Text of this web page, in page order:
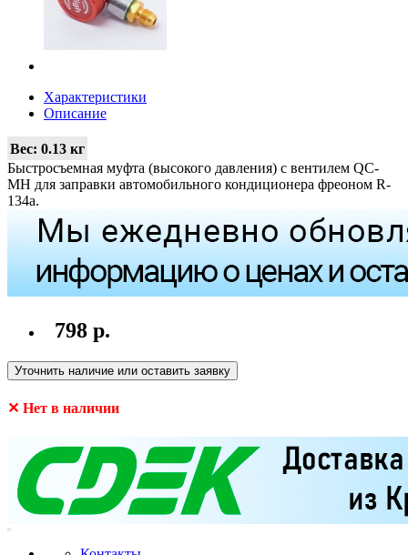
Характеристики
Описание
Вес: 0.13 кг
Быстросъемная муфта (высокого давления) с вентилем QC-
MH для заправки автомобильного кондиционера фреоном R-
134a.
798 р.
Уточнить наличие или оставить заявку
✕ Нет в наличии